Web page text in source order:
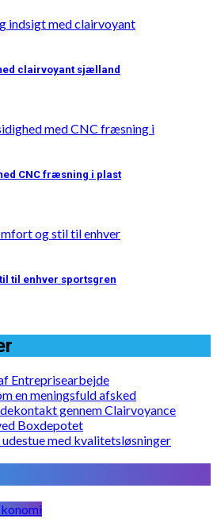
clairvoyant sjælland
CNC fræsning i plast
til enhver sportsgren
Entreprisearbejde
en meningsfuld afsked
gennem Clairvoyance
Boxdepotet
med kvalitetsløsninger